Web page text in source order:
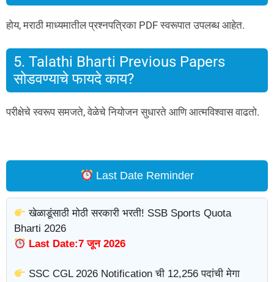
होय, मराठी माध्यमातील प्रश्नपत्रिका PDF स्वरूपात उपलब्ध आहेत.
5. Talathi Bharti Previous Papers
सोडवण्याचे फायदे काय?
परीक्षेचे स्वरूप समजते, वेळेचे नियोजन सुधारते आणि आत्मविश्वास वाढतो.
Last Date Reminder
खेळाडूंसाठी मोठी सरकारी भरती! SSB Sports Quota
Bharti 2026
Last Date:7 जून 2026
SSC CGL 2026 Notification ची 12,256 पदांची मेगा